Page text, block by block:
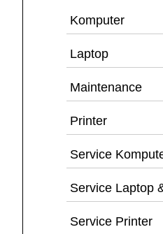
Komputer
Laptop
Maintenance
Printer
Service
Service Laptop
Service Printer